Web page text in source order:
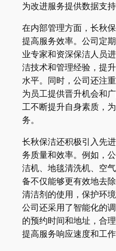
为改进服务提供数据支持
在内部管理方面，长秋
提高服务效率。公司定
业专家和资深保洁人员
洁技术和管理经验，提
水平。同时，公司还注
为员工提供晋升机会和
工不断提升自身素质，
务。
长秋保洁还积极引入先
务质量和效率。例如，
洁机、地毯清洗机、空
备不仅能够更有效地去
清洁剂的使用，保护环
公司还采用了智能化的
的预约时间和地址，合
提高服务响应速度和工作